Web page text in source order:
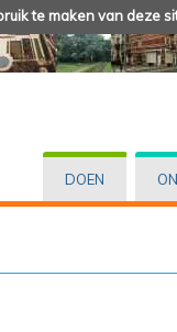
te maken van deze
DOEN